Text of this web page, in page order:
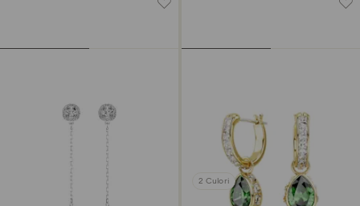
2 Culori